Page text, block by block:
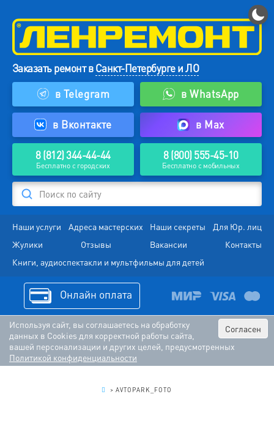
Заказать ремонт вСанкт-Петербурге и ЛО
в Telegram
в WhatsApp
в Вконтакте в Max
8 (812) 344-44-44
Бесплатно с городских
8 (800) 555-45-10
Бесплатно с мобильных
Поиск по сайту
Наши услуги Адреса мастерских Наши секреты
Для Юр. лиц
Жулики
Отзывы Вакансии
Контакты
Книги, аудиоспектакли и мультфильмы для детей
Онлайн оплата
Согласен
Используя сайт, вы соглашаетесь на обработку
данных в Cookies для корректной работы сайта,
вашей персонализации и других целей, предусмотренных
Политикой конфиденциальности
>AVTOPARK_FOTO